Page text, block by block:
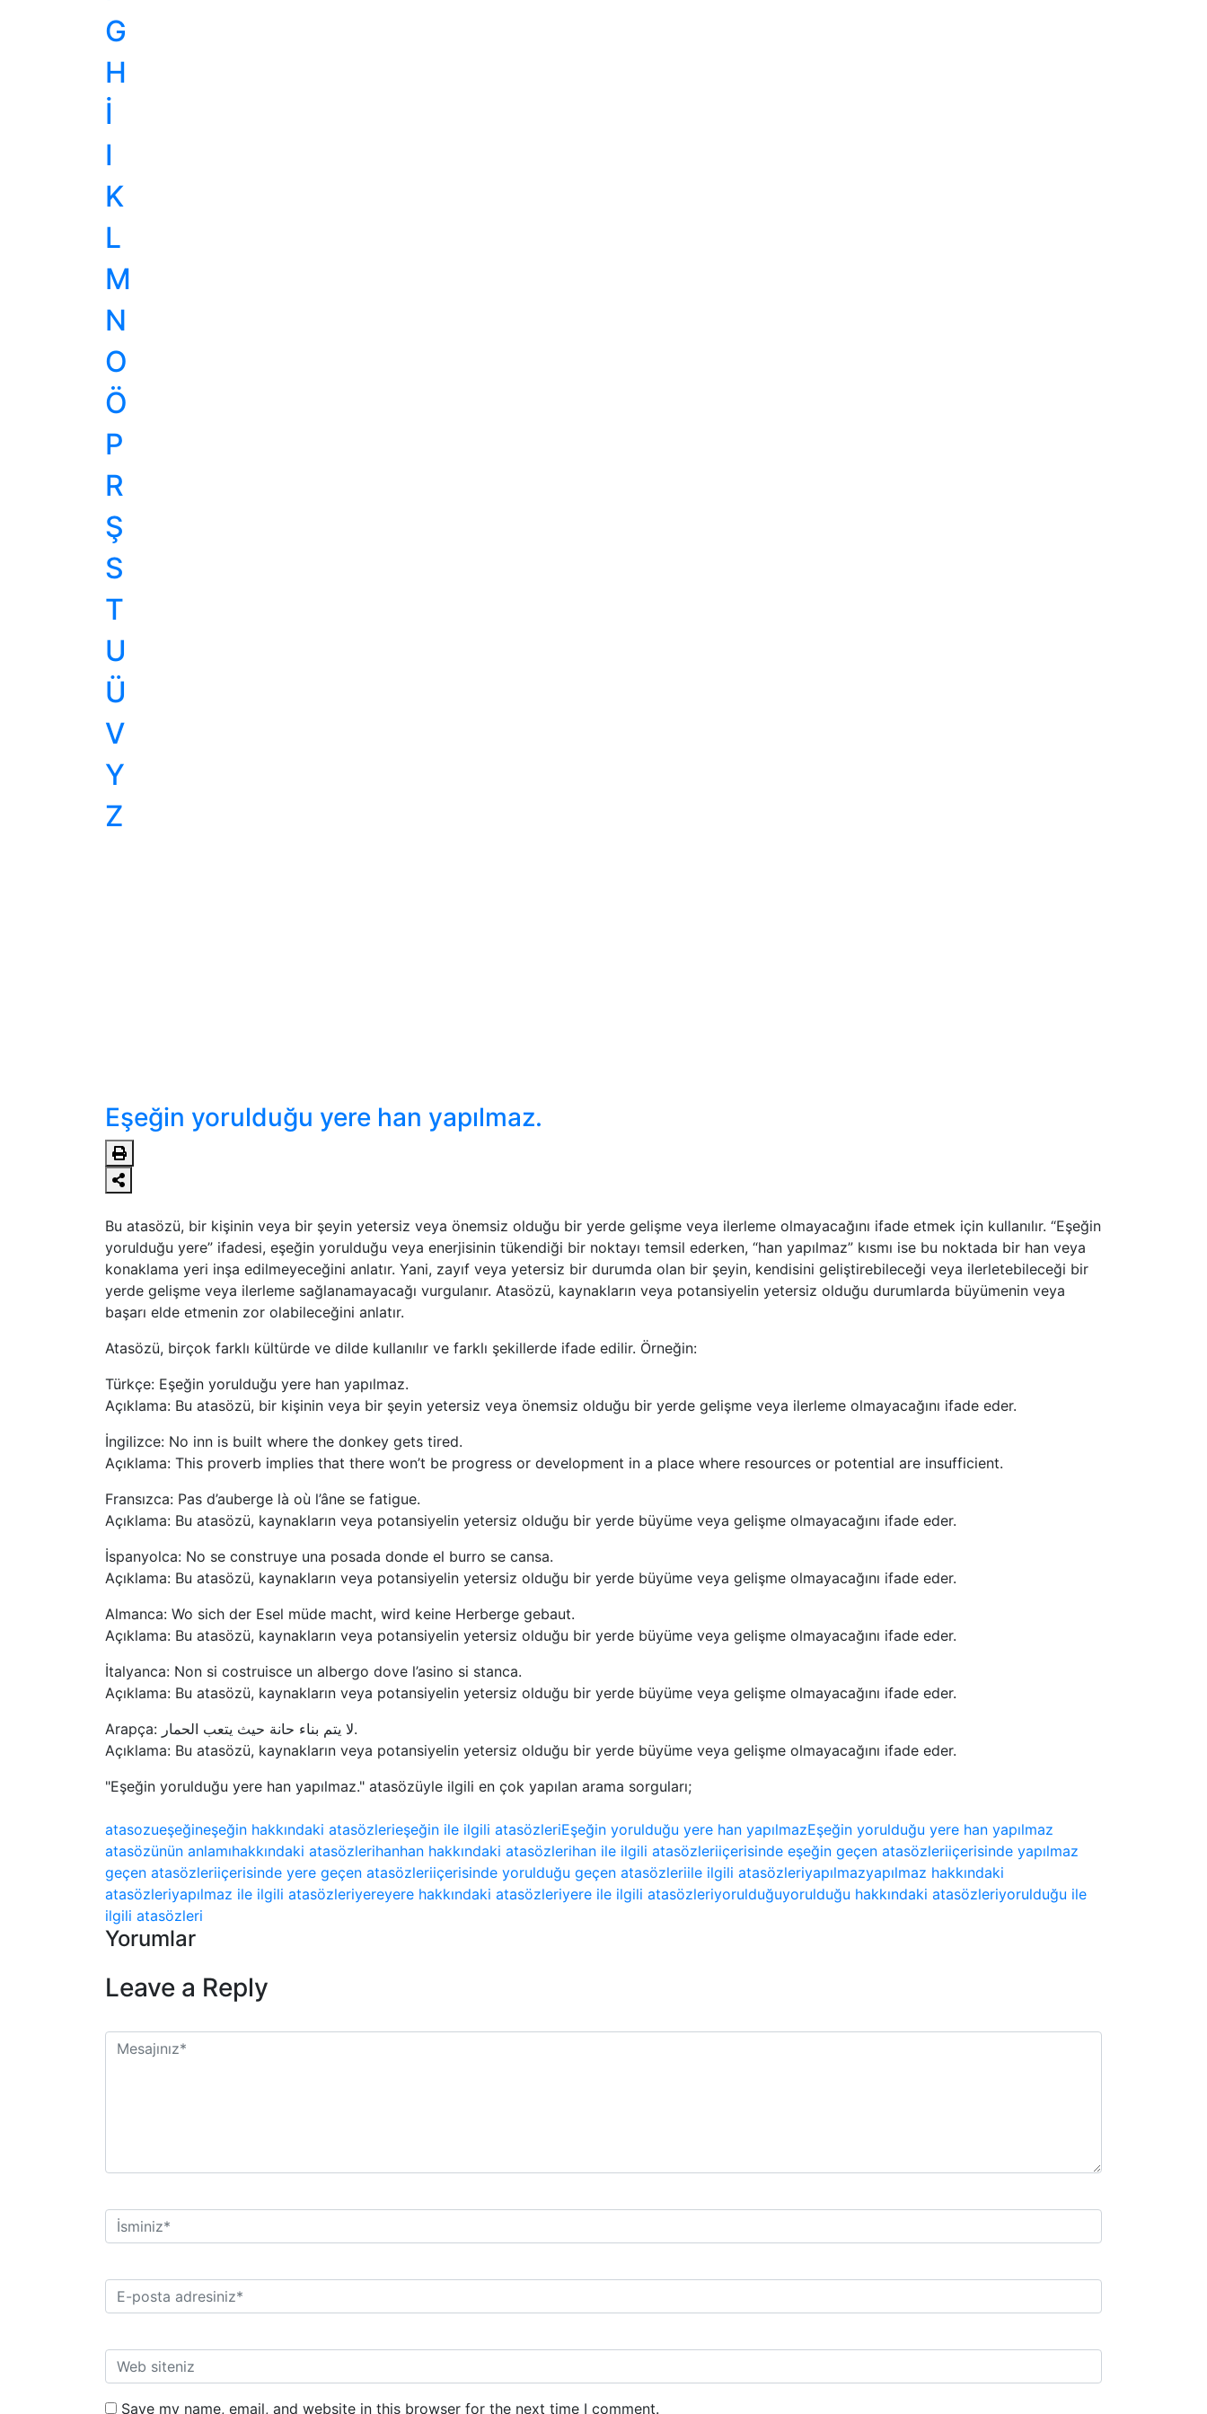
G
H
İ
I
K
L
M
N
O
Ö
P
R
Ş
S
T
U
Ü
V
Y
Z
Eşeğin yorulduğu yere han yapılmaz.
Bu atasözü, bir kişinin veya bir şeyin yetersiz veya önemsiz olduğu bir yerde gelişme veya ilerleme olmayacağını ifade etmek için kullanılır. “Eşeğin
yorulduğu yere” ifadesi, eşeğin yorulduğu veya enerjisinin tükendiği bir noktayı temsil ederken, “han yapılmaz” kısmı ise bu noktada bir han veya
konaklama yeri inşa edilmeyeceğini anlatır. Yani, zayıf veya yetersiz bir durumda olan bir şeyin, kendisini geliştirebileceği veya ilerletebileceği bir
yerde gelişme veya ilerleme sağlanamayacağı vurgulanır. Atasözü, kaynakların veya potansiyelin yetersiz olduğu durumlarda büyümenin veya
başarı elde etmenin zor olabileceğini anlatır.
Atasözü, birçok farklı kültürde ve dilde kullanılır ve farklı şekillerde ifade edilir. Örneğin:
Türkçe: Eşeğin yorulduğu yere han yapılmaz.
Açıklama: Bu atasözü, bir kişinin veya bir şeyin yetersiz veya önemsiz olduğu bir yerde gelişme veya ilerleme olmayacağını ifade eder.
İngilizce: No inn is built where the donkey gets tired.
Açıklama: This proverb implies that there won’t be progress or development in a place where resources or potential are insufficient.
Fransızca: Pas d’auberge là où l’âne se fatigue.
Açıklama: Bu atasözü, kaynakların veya potansiyelin yetersiz olduğu bir yerde büyüme veya gelişme olmayacağını ifade eder.
İspanyolca: No se construye una posada donde el burro se cansa.
Açıklama: Bu atasözü, kaynakların veya potansiyelin yetersiz olduğu bir yerde büyüme veya gelişme olmayacağını ifade eder.
Almanca: Wo sich der Esel müde macht, wird keine Herberge gebaut.
Açıklama: Bu atasözü, kaynakların veya potansiyelin yetersiz olduğu bir yerde büyüme veya gelişme olmayacağını ifade eder.
İtalyanca: Non si costruisce un albergo dove l’asino si stanca.
Açıklama: Bu atasözü, kaynakların veya potansiyelin yetersiz olduğu bir yerde büyüme veya gelişme olmayacağını ifade eder.
Arapça: لا يتم بناء حانة حيث يتعب الحمار.
Açıklama: Bu atasözü, kaynakların veya potansiyelin yetersiz olduğu bir yerde büyüme veya gelişme olmayacağını ifade eder.
"Eşeğin yorulduğu yere han yapılmaz." atasözüyle ilgili en çok yapılan arama sorguları;
atasozueşeğineşeğin hakkındaki atasözlerieşeğin ile ilgili atasözleriEşeğin yorulduğu yere han yapılmazEşeğin yorulduğu yere han yapılmaz
atasözünün anlamıhakkındaki atasözlerihanhan hakkındaki atasözlerihan ile ilgili atasözleriiçerisinde eşeğin geçen atasözleriiçerisinde yapılmaz
geçen atasözleriiçerisinde yere geçen atasözleriiçerisinde yorulduğu geçen atasözleriile ilgili atasözleriyapılmazyapılmaz hakkındaki
atasözleriyapılmaz ile ilgili atasözleriyereyere hakkındaki atasözleriyere ile ilgili atasözleriyorulduğuyorulduğu hakkındaki atasözleriyorulduğu ile
ilgili atasözleri
Yorumlar
Leave a Reply
Save my name, email, and website in this browser for the next time I comment.